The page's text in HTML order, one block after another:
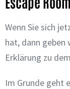
Wenn Sie sich
hat, dann geben
Erklärung zu
Im Grunde geht